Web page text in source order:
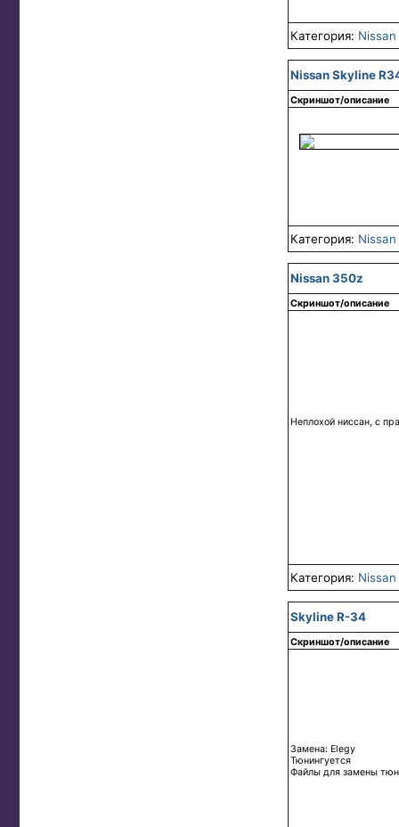
Категория: Nissan
Nissan Skyline
Скриншот/описание
Категория: Nissan
Nissan 350z
Скриншот/описание
Неплохой ниссан, с
Категория: Nissan
Skyline R-34
Скриншот/описание
Замена: Elegy
Тюнингуется
Файлы для замены